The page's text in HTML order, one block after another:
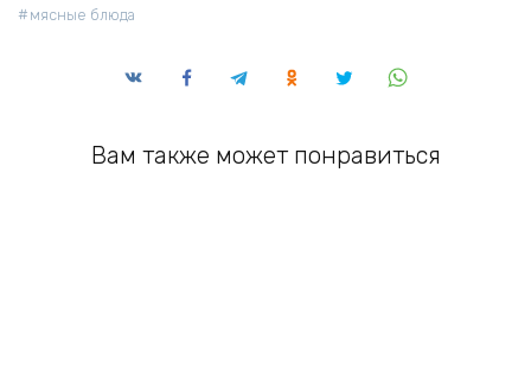
мясные блюда
Вам также может понравиться